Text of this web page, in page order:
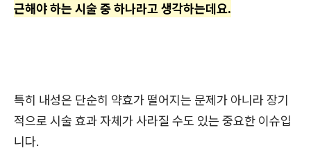
근해야 하는 시술 중 하나라고 생각하는데요.
특히 내성은 단순히 약효가 떨어지는 문제가 아니라 장기
적으로 시술 효과 자체가 사라질 수도 있는 중요한 이슈입
니다.